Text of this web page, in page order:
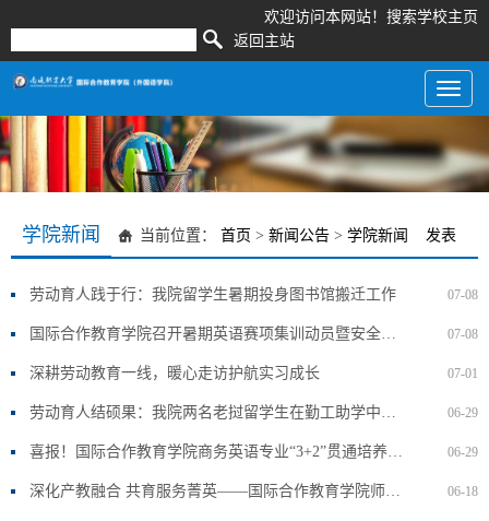
欢迎访问本网站！ 搜索学校主页
返回主站
Toggle
学院新闻 当前位置： 首页 > 新闻公告 > 学院新闻 发表
07-08
劳动育人践于行：我院留学生暑期投身图书馆搬迁工作
07-08
07-01
深耕劳动教育一线，暖心走访护航实习成长
06-29
06-29
06-18